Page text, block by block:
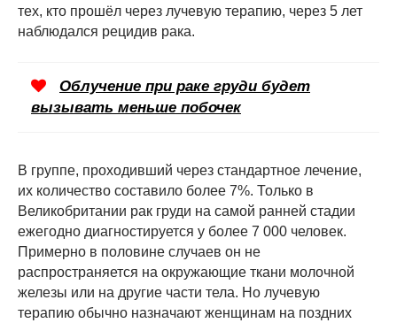
тех, кто прошёл через лучевую терапию, через 5 лет
наблюдался рецидив рака.
Облучение при раке груди будет
вызывать меньше побочек
В группе, проходивший через стандартное лечение,
их количество составило более 7%. Только в
Великобритании рак груди на самой ранней стадии
ежегодно диагностируется у более 7 000 человек.
Примерно в половине случаев он не
распространяется на окружающие ткани молочной
железы или на другие части тела. Но лучевую
терапию обычно назначают женщинам на поздних